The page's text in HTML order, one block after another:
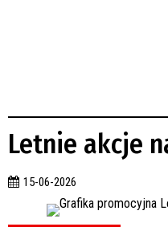
Letnie akcje
15-06-2026